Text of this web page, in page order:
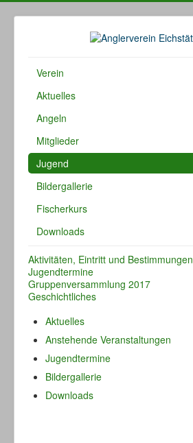
Verein
Aktuelles
Angeln
Mitglieder
Jugend
Bildergallerie
Fischerkurs
Downloads
Aktivitäten, Eintritt und Bestimmungen
Jugendtermine
Gruppenversammlung 2017
Geschichtliches
Aktuelles
Anstehende Veranstaltungen
Jugendtermine
Bildergallerie
Downloads